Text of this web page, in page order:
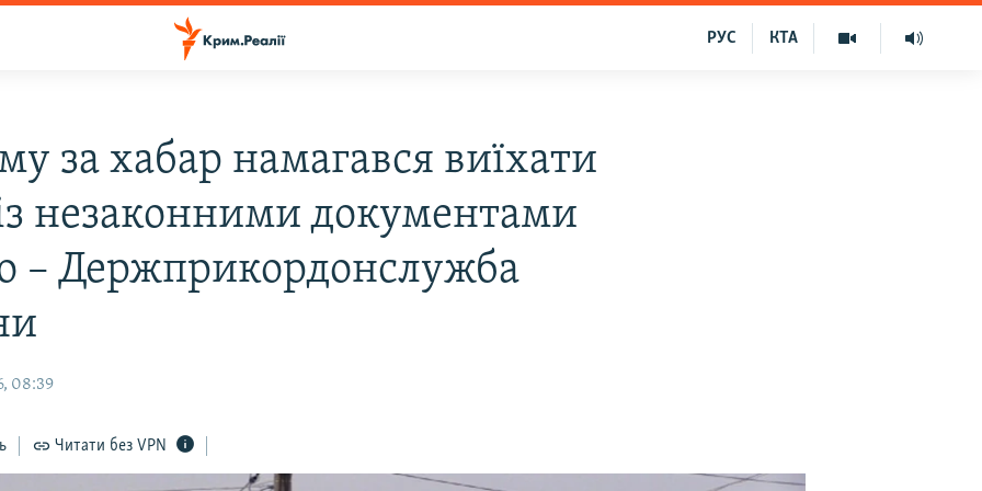
КТА
РУС
за хабар намагався виїхати
незаконними документами
– Держприкордонслужба
08:39
Читати без VPN